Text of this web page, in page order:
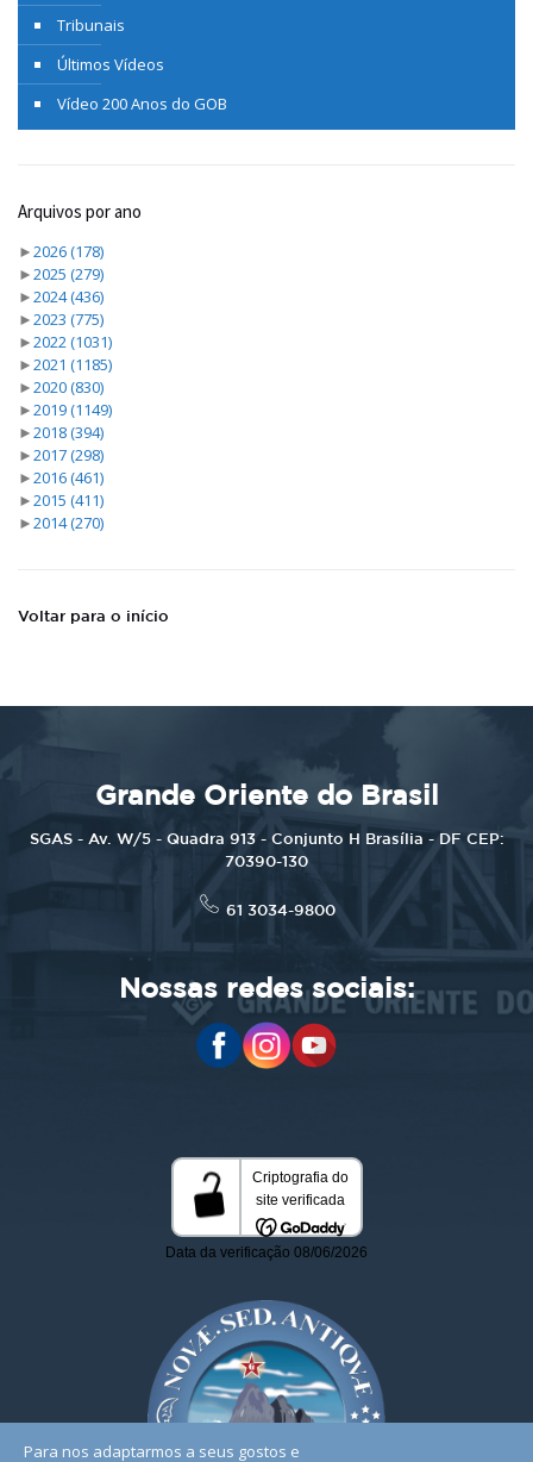
Tribunais
Últimos Vídeos
Vídeo 200 Anos do GOB
Arquivos por ano
►2026(178)
►2025 (279)
►2024(436)
►2023 (775)
►2022(1031)
►2021 (1185)
►2020(830)
►2019(1149)
►2018(394)
►2017(298)
►2016(461)
►2015 (411)
►2014(270)
Voltar para o início
Grande Oriente do Brasil
SGAS - Av. W/5 - Quadra 913 - Conjunto H Brasília - DF CEP:
70390-130
61 3034-9800
Nossas redes sociais:
Para nos adaptarmos a seus gostos e